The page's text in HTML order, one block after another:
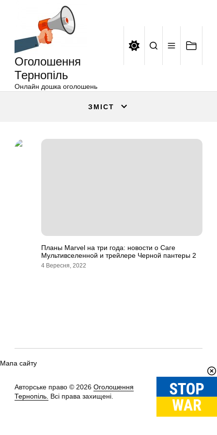
Оголошення
Тернопіль
Онлайн дошка оголошень
ЗМІСТ
Планы Marvel на три года: новости о Саге
Мультивселенной и трейлере Черной пантеры 2
4 Вересня, 2022
Мапа сайту
Авторське право © 2026 Оголошення
Тернопіль. Всі права захищені.
Вгору↑